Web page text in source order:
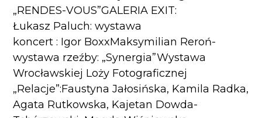
„RENDES-VOUS”GALERIA EXIT:
Łukasz Paluch: wystawa
koncert : Igor BoxxMaksymilian Reroń-
wystawa rzeźby: „Synergia”Wystawa
Wrocławskiej Loży Fotograficznej
„Relacje”:Faustyna Jałosińska, Kamila Radka,
Agata Rutkowska, Kajetan Dowda-